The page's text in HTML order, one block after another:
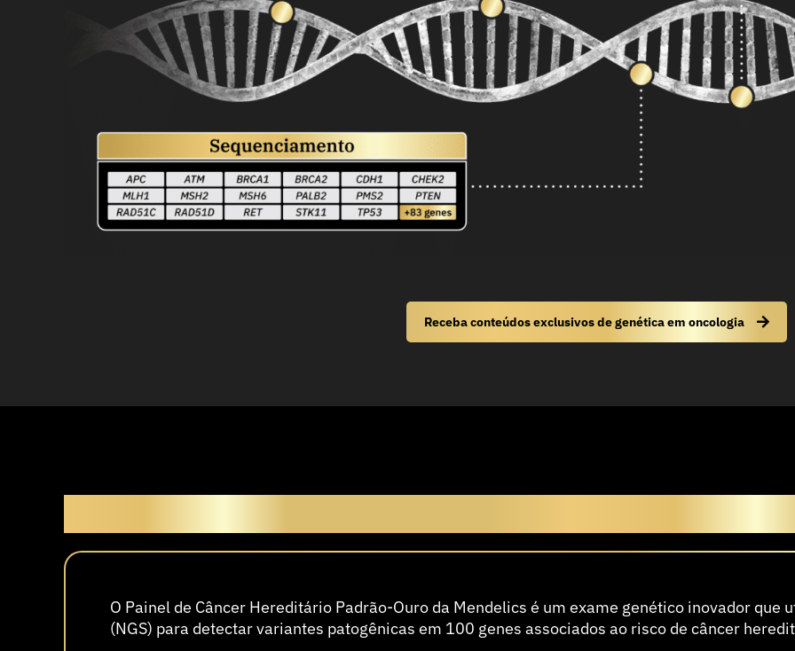
Receba conteúdos exclusivos de genética em oncologia
O Painel de Câncer Hereditário Padrão-Ouro da Mendelics é um exame genético inovador que
(NGS) para detectar variantes patogênicas em 100 genes associados ao risco de câncer